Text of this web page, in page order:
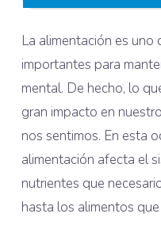
La alimentación es
importantes para
mental. De hecho, lo
gran impacto en
nos sentimos. En esta
alimentación afecta el
nutrientes que
hasta los alimentos